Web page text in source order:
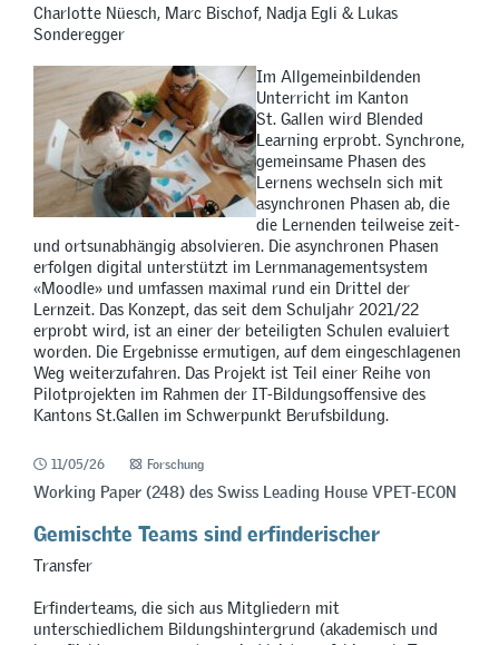
Charlotte Nüesch, Marc Bischof, Nadja Egli & Lukas
Sonderegger
Im Allgemeinbildenden
Unterricht im Kanton
St. Gallen wird Blended
Learning erprobt. Synchrone,
gemeinsame Phasen des
Lernens wechseln sich mit
asynchronen Phasen ab, die
die Lernenden teilweise zeit-
und ortsunabhängig absolvieren. Die asynchronen Phasen
erfolgen digital unterstützt im Lernmanagementsystem
«Moodle» und umfassen maximal rund ein Drittel der
Lernzeit. Das Konzept, das seit dem Schuljahr 2021/22
erprobt wird, ist an einer der beteiligten Schulen evaluiert
worden. Die Ergebnisse ermutigen, auf dem eingeschlagenen
Weg weiterzufahren. Das Projekt ist Teil einer Reihe von
Pilotprojekten im Rahmen der IT-Bildungsoffensive des
Kantons St.Gallen im Schwerpunkt Berufsbildung.
11/05/26 Forschung
Working Paper (248) des Swiss Leading House VPET-ECON
Gemischte Teams sind erfinderischer
Transfer
Erfinderteams, die sich aus Mitgliedern mit
unterschiedlichem Bildungshintergrund (akademisch und